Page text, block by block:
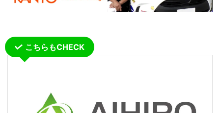
こちらもCHECK